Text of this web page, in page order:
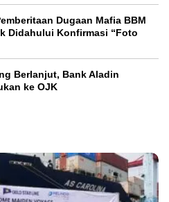
Dugaan Mafia BBM
Didahului Konfirmasi “Foto
Berlanjut, Bank Aladin
ke OJK